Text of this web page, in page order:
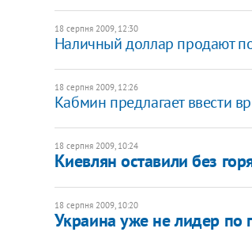
18 серпня 2009, 12:30
Наличный доллар продают
18 серпня 2009, 12:26
Кабмин предлагает ввести
18 серпня 2009, 10:24
Киевлян оставили без
18 серпня 2009, 10:20
Украина уже не лидер